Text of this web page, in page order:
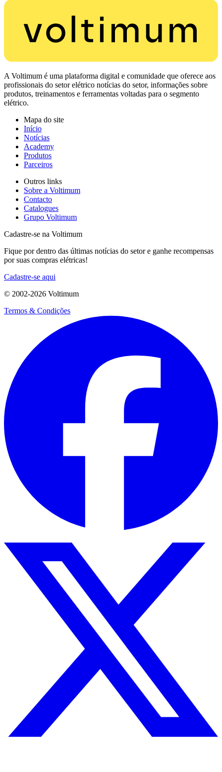
A Voltimum é uma plataforma digital e comunidade que oferece aos
profissionais do setor elétrico notícias do setor, informações sobre
produtos, treinamentos e ferramentas voltadas para o segmento
elétrico.
Mapa do site
Início
Notícias
Academy
Produtos
Parceiros
Outros links
Sobre a Voltimum
Contacto
Catalogues
Grupo Voltimum
Cadastre-se na Voltimum
Fique por dentro das últimas notícias do setor e ganhe recompensas
por suas compras elétricas!
Cadastre-se aqui
© 2002-2026 Voltimum
Termos & Condições